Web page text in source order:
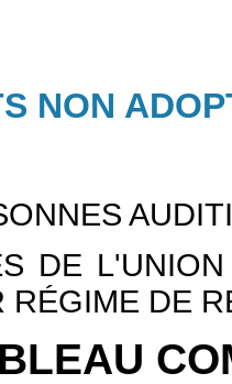
NON
DE
RÉGIME DE